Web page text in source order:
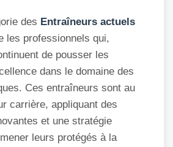
des Entraîneurs actuels
les professionnels qui,
de pousser les
dans le domaine des
Ces entraîneurs sont au
carrière, appliquant des
et une stratégie
leurs protégés à la